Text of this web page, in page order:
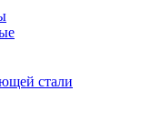
стали